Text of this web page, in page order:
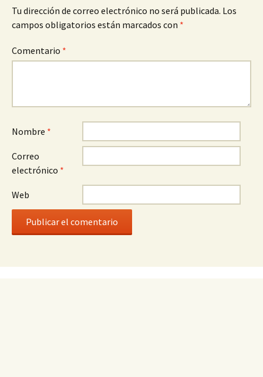
Tu dirección de correo electrónico no será publicada. Los
campos obligatorios están marcados con *
Comentario *
Nombre *
Correo
electrónico *
Web